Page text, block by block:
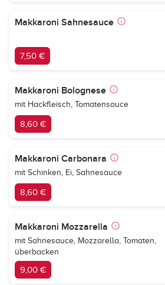
Makkaroni Sahnesauce
7,50 €
Makkaroni Bolognese
mit Hackfleisch, Tomatensauce
8,60 €
Makkaroni Carbonara
mit Schinken, Ei, Sahnesauce
8,60 €
Makkaroni Mozzarella
mit Sahnesauce, Mozzarella, Tomaten,
überbacken
9,00 €